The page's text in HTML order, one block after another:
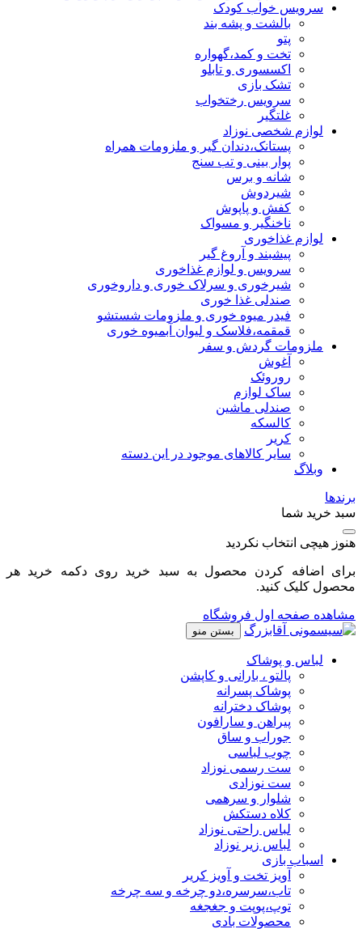
سرویس خواب کودک
بالشت و پشه بند
پتو
تخت و کمد،گهواره
اکسسوری و تابلو
تشک بازی
سرویس رختخواب
غلتگیر
لوازم شخصی نوزاد
پستانک،دندان گیر و ملزومات همراه
پوار بینی و تب سنج
شانه و برس
شیردوش
کفش و پاپوش
ناخنگیر و مسواک
لوازم غذاخوری
پیشبند و آروغ گیر
سرویس و لوازم غذاخوری
شیرخوری و سرلاک خوری و داروخوری
صندلی غذا خوری
فیدر میوه خوری و ملزومات شستشو
قمقمه،فلاسک و لیوان آبمیوه خوری
ملزومات گردش و سفر
آغوش
روروئک
ساک لوازم
صندلی ماشین
کالسکه
کریر
سایر کالاهای موجود در این دسته
وبلاگ
برندها
سبد خرید شما
هنوز هیچی انتخاب نکردید
برای اضافه کردن محصول به سبد خرید روی دکمه خرید هر
محصول کلیک کنید.
مشاهده صفحه اول فروشگاه
بستن منو
لباس و پوشاک
پالتو ، بارانی و کاپشن
پوشاک پسرانه
پوشاک دخترانه
پیراهن و سارافون
جوراب و ساق
چوب لباسی
ست رسمی نوزاد
ست نوزادی
شلوار و سرهمی
کلاه دستکش
لباس راحتی نوزاد
لباس زیر نوزاد
اسباب بازی
آویز تخت و آویز کریر
تاب،سرسره،دو چرخه و سه چرخه
توپ،پوپت و جغجغه
محصولات بادی